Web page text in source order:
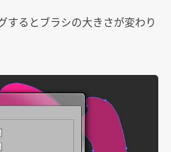
するとブラシの大きさが変わり